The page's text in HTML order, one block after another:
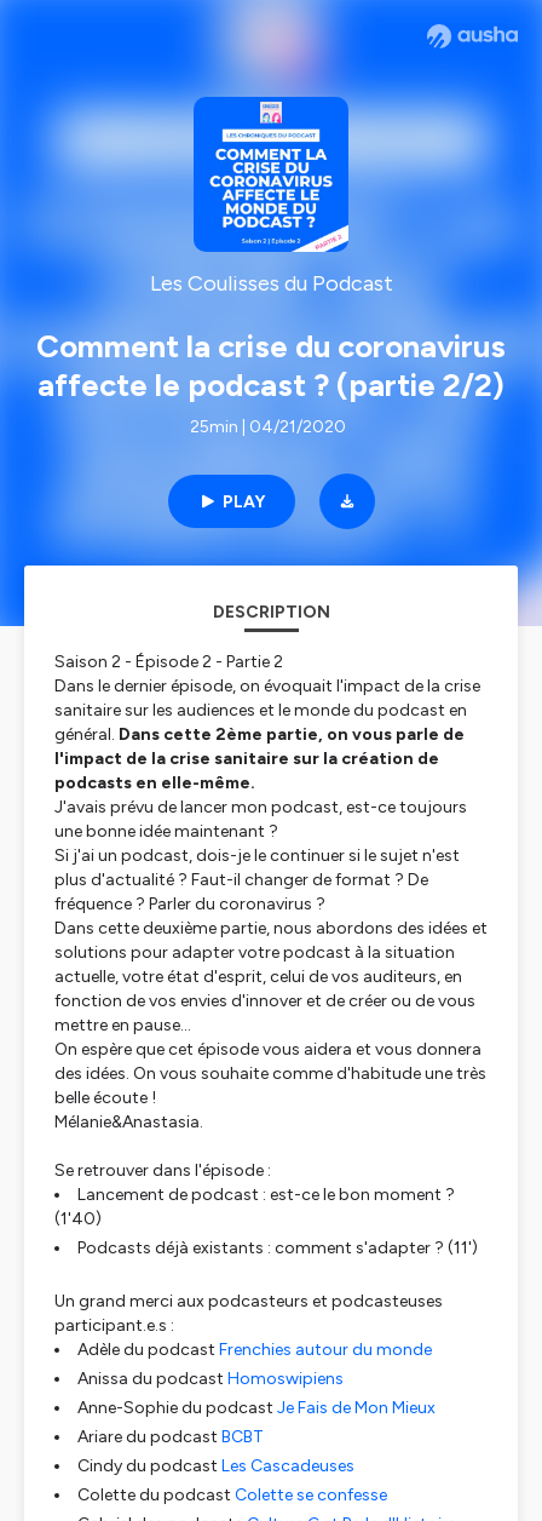
Les Coulisses du Podcast
Comment la crise du coronavirus
affecte le podcast ? (partie 2/2)
25min | 04/21/2020
PLAY
DESCRIPTION
Saison 2 - Épisode 2 - Partie 2
Dans le dernier épisode, on évoquait l'impact de la crise
sanitaire sur les audiences et le monde du podcast en
général. Dans cette 2ème partie, on vous parle de
l'impact de la crise sanitaire sur la création de
podcasts en elle-même.
J'avais prévu de lancer mon podcast, est-ce toujours
une bonne idée maintenant ?
Si j'ai un podcast, dois-je le continuer si le sujet n'est
plus d'actualité ? Faut-il changer de format ? De
fréquence ? Parler du coronavirus ?
Dans cette deuxième partie, nous abordons des idées et
solutions pour adapter votre podcast à la situation
actuelle, votre état d'esprit, celui de vos auditeurs, en
fonction de vos envies d'innover et de créer ou de vous
mettre en pause...
On espère que cet épisode vous aidera et vous donnera
des idées. On vous souhaite comme d'habitude une très
belle écoute !
Mélanie&Anastasia.
Se retrouver dans l'épisode :
Lancement de podcast : est-ce le bon moment ?
(1'40)
Podcasts déjà existants : comment s'adapter ? (11')
Un grand merci aux podcasteurs et podcasteuses
participant.e.s :
Adèle du podcast Frenchies autour du monde
Anissa du podcast Homoswipiens
Anne-Sophie du podcast Je Fais de Mon Mieux
Ariare du podcast BCBT
Cindy du podcast Les Cascadeuses
Colette du podcast Colette se confesse